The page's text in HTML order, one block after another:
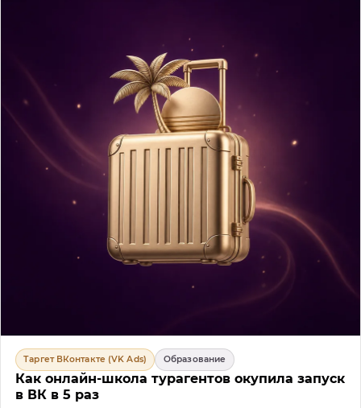
Таргет ВКонтакте (VK Ads) Образование
Как онлайн-школа турагентов окупила запуск
в ВК в 5 раз